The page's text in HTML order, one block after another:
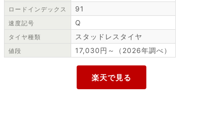
ロードインデックス 91
速度記号 Q
タイヤ種類 スタッドレスタイヤ
値段 17,030円～（2026年調べ）